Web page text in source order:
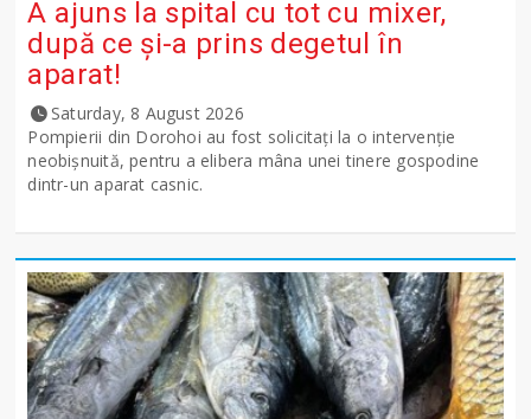
A ajuns la spital cu tot cu mixer,
după ce și-a prins degetul în
aparat!
Saturday, 8 August 2026
Pompierii din Dorohoi au fost solicitați la o intervenție
neobișnuită, pentru a elibera mâna unei tinere gospodine
dintr-un aparat casnic.